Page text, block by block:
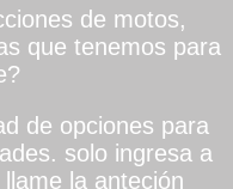
de motos,
que tenemos para
de opciones para
solo ingresa a
la anteción